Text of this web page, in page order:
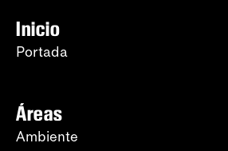
Inicio
Portada
Áreas
Ambiente